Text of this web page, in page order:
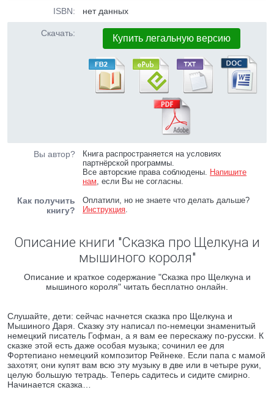
ISBN: нет данных
Скачать: Купить легальную версию
Вы автор?
Книга распространяется на условиях
партнёрской программы.
Все авторские права соблюдены. Напишите
нам, если Вы не согласны.
Как получить
книгу?
Оплатили, но не знаете что делать дальше?
Инструкция.
Описание книги "Сказка про Щелкуна и
мышиного короля"
Описание и краткое содержание "Сказка про Щелкуна и
мышиного короля" читать бесплатно онлайн.
Слушайте, дети: сейчас начнется сказка про Щелкуна и
Мышиного Даря. Сказку эту написал по-немецки знаменитый
немецкий писатель Гофман, а я вам ее перескажу по-русски. К
сказке этой есть даже особая музыка; сочинил ее для
Фортепиано немецкий композитор Рейнеке. Если папа с мамой
захотят, они купят вам всю эту музыку в две или в четыре руки,
целую большую тетрадь. Теперь садитесь и сидите смирно.
Начинается сказка…